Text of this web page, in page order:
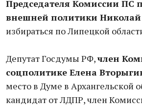
Председателя Комиссии ПС
внешней политики Николай
избираться по Липецкой
Депутат Госдумы РФ,член
соцполитике Елена
место в Думе в Архангельской
кандидат от ЛДПР, член